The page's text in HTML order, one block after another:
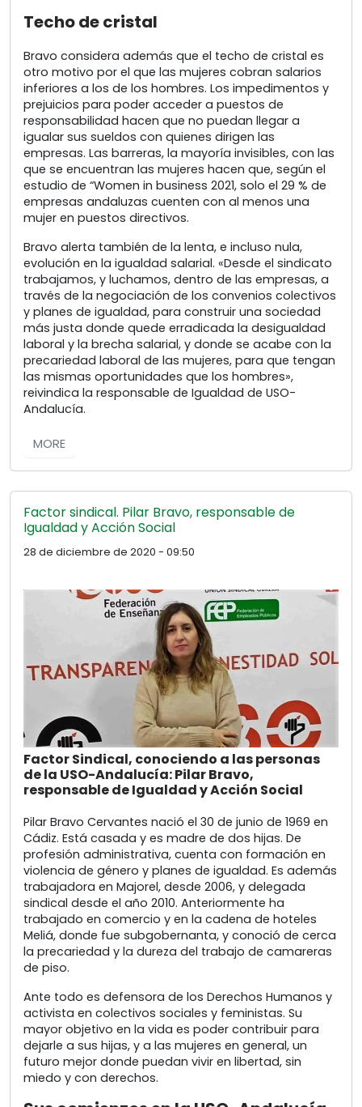
Techo de cristal
Bravo considera además que el techo de cristal es
otro motivo por el que las mujeres cobran salarios
inferiores a los de los hombres. Los impedimentos y
prejuicios para poder acceder a puestos de
responsabilidad hacen que no puedan llegar a
igualar sus sueldos con quienes dirigen las
empresas. Las barreras, la mayoría invisibles, con las
que se encuentran las mujeres hacen que, según el
estudio de “Women in business 2021, solo el 29 % de
empresas andaluzas cuenten con al menos una
mujer en puestos directivos.
Bravo alerta también de la lenta, e incluso nula,
evolución en la igualdad salarial. «Desde el sindicato
trabajamos, y luchamos, dentro de las empresas, a
través de la negociación de los convenios colectivos
y planes de igualdad, para construir una sociedad
más justa donde quede erradicada la desigualdad
laboral y la brecha salarial, y donde se acabe con la
precariedad laboral de las mujeres, para que tengan
las mismas oportunidades que los hombres»,
reivindica la responsable de Igualdad de USO-
Andalucía.
MORE
Factor sindical. Pilar Bravo, responsable de
Igualdad y Acción Social
28 de diciembre de 2020 - 09:50
Factor Sindical, conociendo a las personas
de la USO-Andalucía: Pilar Bravo,
responsable de Igualdad y Acción Social
Pilar Bravo Cervantes nació el 30 de junio de 1969 en
Cádiz. Está casada y es madre de dos hijas. De
profesión administrativa, cuenta con formación en
violencia de género y planes de igualdad. Es además
trabajadora en Majorel, desde 2006, y delegada
sindical desde el año 2010. Anteriormente ha
trabajado en comercio y en la cadena de hoteles
Meliá, donde fue subgobernanta, y conoció de cerca
la precariedad y la dureza del trabajo de camareras
de piso.
Ante todo es defensora de los Derechos Humanos y
activista en colectivos sociales y feministas. Su
mayor objetivo en la vida es poder contribuir para
dejarle a sus hijas, y a las mujeres en general, un
futuro mejor donde puedan vivir en libertad, sin
miedo y con derechos.